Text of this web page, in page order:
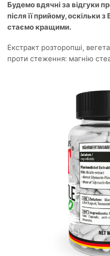
Будемо вдячні за відгуки
після її прийому, оскільки
стаємо кращими.
Екстракт розторопші,
проти стеження: магнію